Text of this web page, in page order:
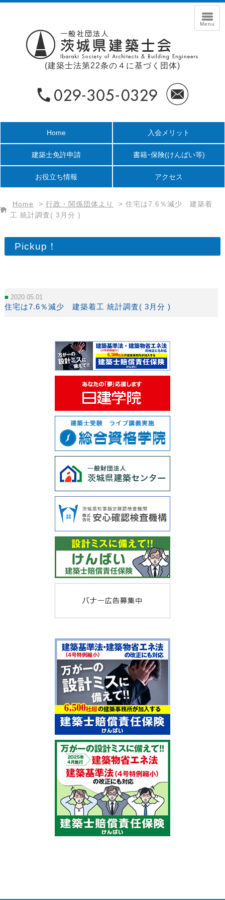
(建築士法第22条の４に基づく団体)
Home 入会メリット
建築士免許申請 書籍･保険(けんばい等)
お役立ち情報 アクセス
Home > 行政・関係団体より > 住宅は7.6％減少 建築着
工 統計調査( 3月分 )
Pickup！
2020.05.01
住宅は7.6％減少 建築着工 統計調査( 3月分 )